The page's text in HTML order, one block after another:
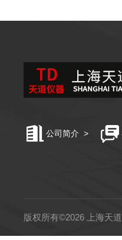
公司简介 >
版权所有©2026 上海天